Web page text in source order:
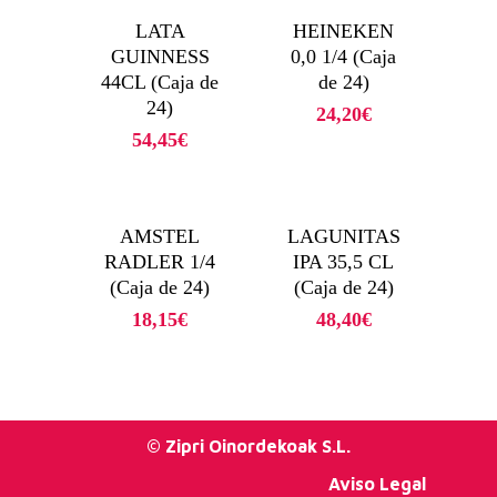
LATA
GUINNESS
44CL (Caja de
24)
54,45€
HEINEKEN
0,0 1/4 (Caja
de 24)
24,20€
AMSTEL
RADLER 1/4
(Caja de 24)
18,15€
LAGUNITAS
IPA 35,5 CL
(Caja de 24)
48,40€
© Zipri Oinordekoak S.L.
Aviso Legal